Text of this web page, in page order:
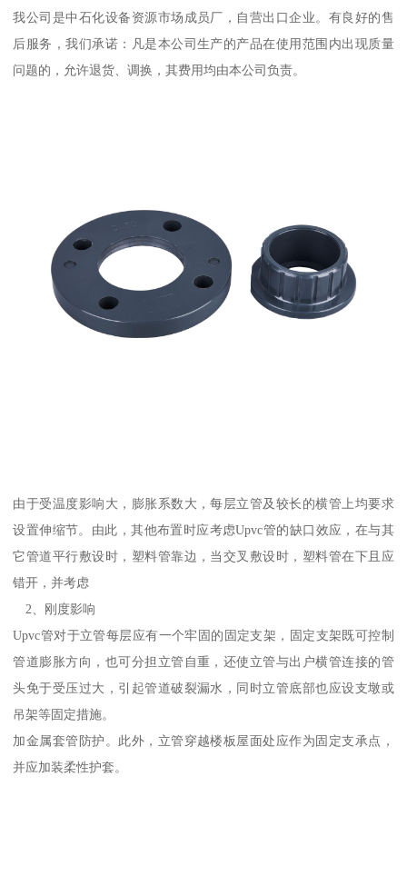
我公司是中石化设备资源市场成员厂，自营出口企业。有良好的售
后服务，我们承诺：凡是本公司生产的产品在使用范围内出现质量
问题的，允许退货、调换，其费用均由本公司负责。
由于受温度影响大，膨胀系数大，每层立管及较长的横管上均要求
设置伸缩节。由此，其他布置时应考虑Upvc管的缺口效应，在与其
它管道平行敷设时，塑料管靠边，当交叉敷设时，塑料管在下且应
错开，并考虑
2、刚度影响
Upvc管对于立管每层应有一个牢固的固定支架，固定支架既可控制
管道膨胀方向，也可分担立管自重，还使立管与出户横管连接的管
头免于受压过大，引起管道破裂漏水，同时立管底部也应设支墩或
吊架等固定措施。
加金属套管防护。此外，立管穿越楼板屋面处应作为固定支承点，
并应加装柔性护套。